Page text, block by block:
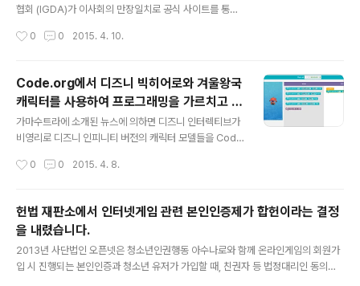
시작하고 있습니다. 아니타 사키시안은 Gamemook에서
은해님이 아니타 사키시안이 크라우드 펀딩을 통해 제작한
협회 (IGDA)가 이사회의 만장일치로 공식 사이트를 통해
공식 선언은 다음과 같습니다. 오늘, IGDA 이사회의 만장
화 유물 입니다. 국제 게임 개발자 협회 (IGDA)는 연구하
고 그런 창조적인 작업물들을 기록하며, 미래 세대들을 위
해 보존하려는 노력을 전폭적으로 지지합니다." 한편 북미
의 게임 산업을 대변하는 단체인 ESA는 최근 게임을 계속
서버 지원이 중단된 게임을 개조하는 행위에 대해 저작권
0 0 2015. 4. 10.
Code.org에서 디즈니 빅히어로와 겨울왕국
캐릭터를 사용하여 프로그래밍을 가르치고 있
습니다.
가마수트라에 소개된 뉴스에 의하면 디즈니 인터렉티브가
비영리로 디즈니 인피니티 버전의 캐릭터 모델들을 Cod
다. 작년에 Code.org는 이와 비슷한 "코드의 시간" 프로
의 사람이 이 학습서를 보았고, Code.org 는 디즈니의 빅
히어로 영화의 캐릭터를 추가하고 레벨들을 추가해서 새로
운 학습서를 만들었습니다. 이것은 프로그래밍 기술을 가
르치는데 매우 효과적이라 하고, 앞으로도 Code.org는
0 0 2015. 4. 8.
헌법 재판소에서 인터넷게임 관련 본인인증제가 합헌이라는 결정
을 내렸습니다.
2013년 사단법인 오픈넷은 청소년인권행동 아수나로와 함께 온라인게임의 회원가
입 시 진행되는 본인인증과 청소년 유저가 가입할 때, 친권자 등 법정대리인 동의확